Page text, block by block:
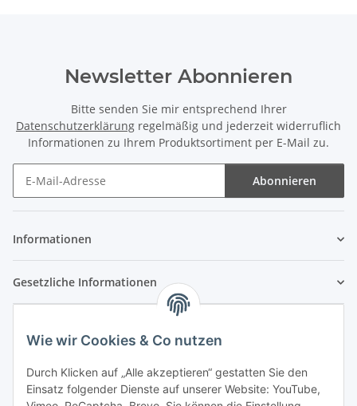
Wie wir Cookies & Co nutzen
Durch Klicken auf „Alle akzeptieren“ gestatten Sie den
Einsatz folgender Dienste auf unserer Website: YouTube,
Newsletter Abonnieren
Bitte senden Sie mir entsprechend Ihrer
Datenschutzerklärung regelmäßig und jederzeit widerruflich
Informationen zu Ihrem Produktsortiment per E-Mail zu.
Abonnieren
Informationen
Gesetzliche Informationen